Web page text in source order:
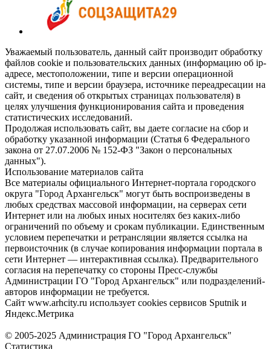
Уважаемый пользователь, данный сайт производит обработку
файлов cookie и пользовательских данных (информацию об ip-
адресе, местоположении, типе и версии операционной
системы, типе и версии браузера, источнике переадресации на
сайт, и сведения об открытых страницах пользователя) в
целях улучшения функционирования сайта и проведения
статистических исследований.
Продолжая использовать сайт, вы даете согласие на сбор и
обработку указанной информации (Статья 6 Федерального
закона от 27.07.2006 № 152-ФЗ "Закон о персональных
данных").
Использование материалов сайта
Все материалы официального Интернет-портала городского
округа "Город Архангельск" могут быть воспроизведены в
любых средствах массовой информации, на серверах сети
Интернет или на любых иных носителях без каких-либо
ограничений по объему и срокам публикации. Единственным
условием перепечатки и ретрансляции является ссылка на
первоисточник (в случае копирования информации портала в
сети Интернет — интерактивная ссылка). Предварительного
согласия на перепечатку со стороны Пресс-службы
Администрации ГО "Город Архангельск" или подразделений-
авторов информации не требуется.
Сайт www.arhcity.ru использует cookies сервисов Sputnik и
Яндекс.Метрика
© 2005-2025 Администрация ГО "Город Архангельск"
Статистика